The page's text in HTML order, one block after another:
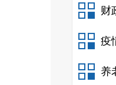
财
疫
养